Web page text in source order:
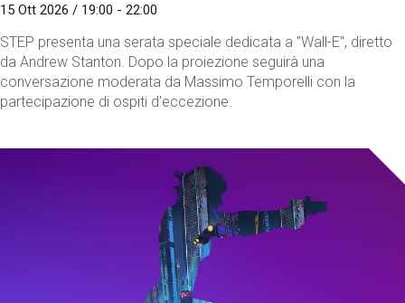
15 Ott 2026 / 19:00 - 22:00
STEP presenta una serata speciale dedicata a "Wall-E", diretto
da Andrew Stanton. Dopo la proiezione seguirà una
conversazione moderata da Massimo Temporelli con la
partecipazione di ospiti d'eccezione.